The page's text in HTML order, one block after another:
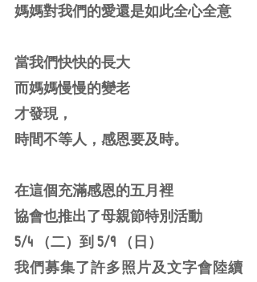
媽媽對我們的愛還是如此全心全意
當我們快快的長大
而媽媽慢慢的變老
才發現，
時間不等人，感恩要及時。
在這個充滿感恩的五月裡
協會也推出了母親節特別活動
5/4 （二）到 5/9 （日）
我們募集了許多照片及文字會陸續